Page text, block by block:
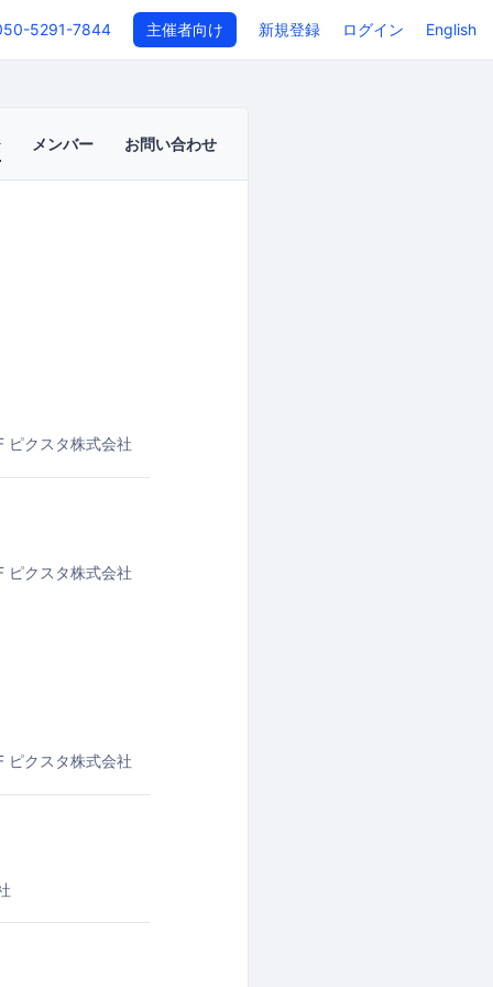
5291-7844 主催者向け 新規登録 ログイン English
メンバー お問い合わせ
ピクスタ株式会社
ピクスタ株式会社
ピクスタ株式会社